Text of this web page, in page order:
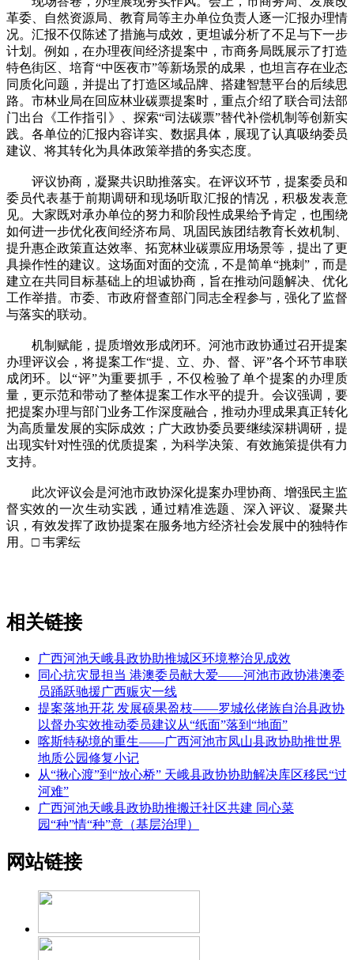
革委、自然资源局、教育局等主办单位负责人逐一汇报办理情
况。汇报不仅陈述了措施与成效，更坦诚分析了不足与下一步
计划。例如，在办理夜间经济提案中，市商务局既展示了打造
特色街区、培育“中医夜市”等新场景的成果，也坦言存在业态
同质化问题，并提出了打造区域品牌、搭建智慧平台的后续思
路。市林业局在回应林业碳票提案时，重点介绍了联合司法部
门出台《工作指引》、探索“司法碳票”替代补偿机制等创新实
践。各单位的汇报内容详实、数据具体，展现了认真吸纳委员
建议、将其转化为具体政策举措的务实态度。
评议协商，凝聚共识助推落实。在评议环节，提案委员和
委员代表基于前期调研和现场听取汇报的情况，积极发表意
见。大家既对承办单位的努力和阶段性成果给予肯定，也围绕
如何进一步优化夜间经济布局、巩固民族团结教育长效机制、
提升惠企政策直达效率、拓宽林业碳票应用场景等，提出了更
具操作性的建议。这场面对面的交流，不是简单“挑刺”，而是
建立在共同目标基础上的坦诚协商，旨在推动问题解决、优化
工作举措。市委、市政府督查部门同志全程参与，强化了监督
与落实的联动。
机制赋能，提质增效形成闭环。河池市政协通过召开提案
办理评议会，将提案工作“提、立、办、督、评”各个环节串联
成闭环。以“评”为重要抓手，不仅检验了单个提案的办理质
量，更示范和带动了整体提案工作水平的提升。会议强调，要
把提案办理与部门业务工作深度融合，推动办理成果真正转化
为高质量发展的实际成效；广大政协委员要继续深耕调研，提
出现实针对性强的优质提案，为科学决策、有效施策提供有力
支持。
此次评议会是河池市政协深化提案办理协商、增强民主监
督实效的一次生动实践，通过精准选题、深入评议、凝聚共
识，有效发挥了政协提案在服务地方经济社会发展中的独特作
用。□ 韦霁纭
相关链接
广西河池天峨县政协助推城区环境整治见成效
同心抗灾显担当 港澳委员献大爱——河池市政协港澳委
员踊跃驰援广西赈灾一线
提案落地开花 发展硕果盈枝——罗城仫佬族自治县政协
以督办实效推动委员建议从“纸面”落到“地面”
喀斯特秘境的重生——广西河池市凤山县政协助推世界
地质公园修复小记
从“揪心渡”到“放心桥” 天峨县政协协助解决库区移民“过
河难”
广西河池天峨县政协助推搬迁社区共建 同心菜
园“种”情“种”意（基层治理）
网站链接